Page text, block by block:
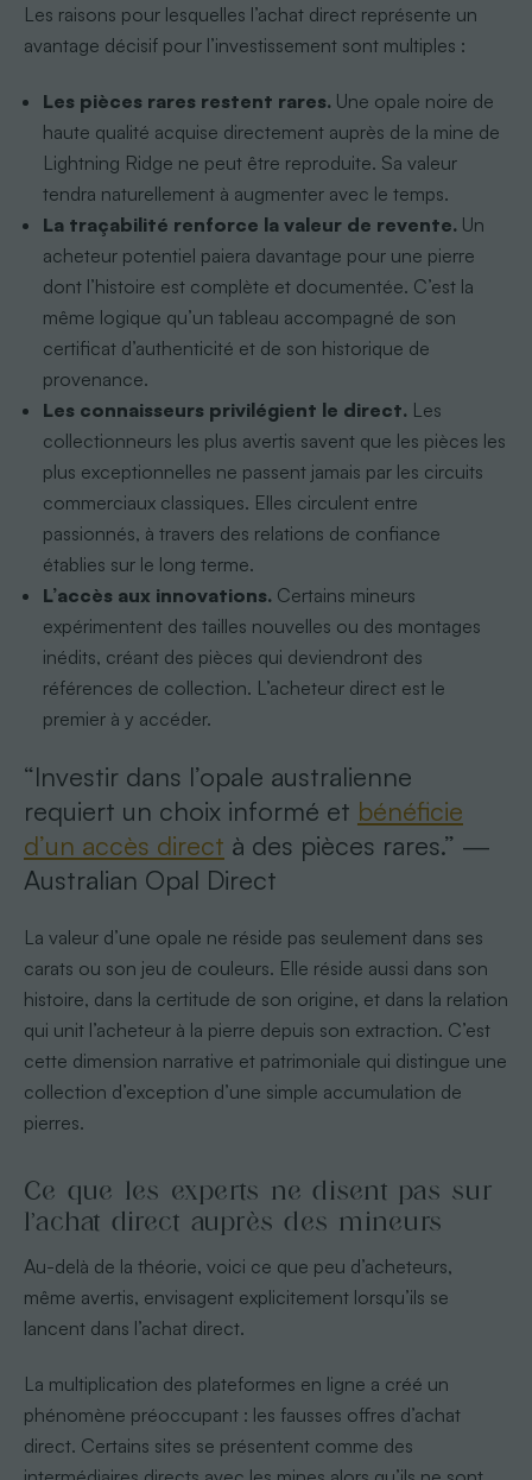
Les raisons pour lesquelles l’achat direct représente un
avantage décisif pour l’investissement sont multiples :
Les pièces rares restent rares. Une opale noire de
haute qualité acquise directement auprès de la mine de
Lightning Ridge ne peut être reproduite. Sa valeur
tendra naturellement à augmenter avec le temps.
La traçabilité renforce la valeur de revente. Un
acheteur potentiel paiera davantage pour une pierre
dont l’histoire est complète et documentée. C’est la
même logique qu’un tableau accompagné de son
certificat d’authenticité et de son historique de
provenance.
Les connaisseurs privilégient le direct. Les
collectionneurs les plus avertis savent que les pièces les
plus exceptionnelles ne passent jamais par les circuits
commerciaux classiques. Elles circulent entre
passionnés, à travers des relations de confiance
établies sur le long terme.
L’accès aux innovations. Certains mineurs
expérimentent des tailles nouvelles ou des montages
inédits, créant des pièces qui deviendront des
références de collection. L’acheteur direct est le
premier à y accéder.
“Investir dans l’opale australienne
requiert un choix informé et bénéficie
d’un accès direct à des pièces rares.” —
Australian Opal Direct
La valeur d’une opale ne réside pas seulement dans ses
carats ou son jeu de couleurs. Elle réside aussi dans son
histoire, dans la certitude de son origine, et dans la relation
qui unit l’acheteur à la pierre depuis son extraction. C’est
cette dimension narrative et patrimoniale qui distingue une
collection d’exception d’une simple accumulation de
pierres.
Ce que les experts ne disent pas sur
l’achat direct auprès des mineurs
Au-delà de la théorie, voici ce que peu d’acheteurs,
même avertis, envisagent explicitement lorsqu’ils se
lancent dans l’achat direct.
La multiplication des plateformes en ligne a créé un
phénomène préoccupant : les fausses offres d’achat
direct. Certains sites se présentent comme des